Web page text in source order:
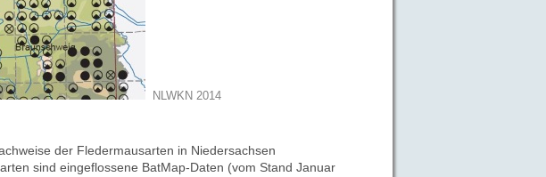
NLWKN 2014
der Fledermausarten in Niedersachsen
sind eingeflossene BatMap-Daten (vom Stand Januar